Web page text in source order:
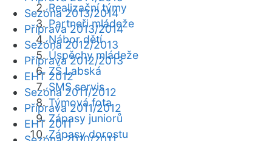
Realizační týmy
Partneři mládeže
Nábor dětí
Úspěchy mládeže
ZŠ Labská
SMS servis
Týmová fota
Zápasy juniorů
Zápasy dorostu
Sezóna 2013/2014
Příprava 2013/2014
Sezóna 2012/2013
Příprava 2012/2013
EHT 2012
Sezóna 2011/2012
Příprava 2011/2012
EHT 2011